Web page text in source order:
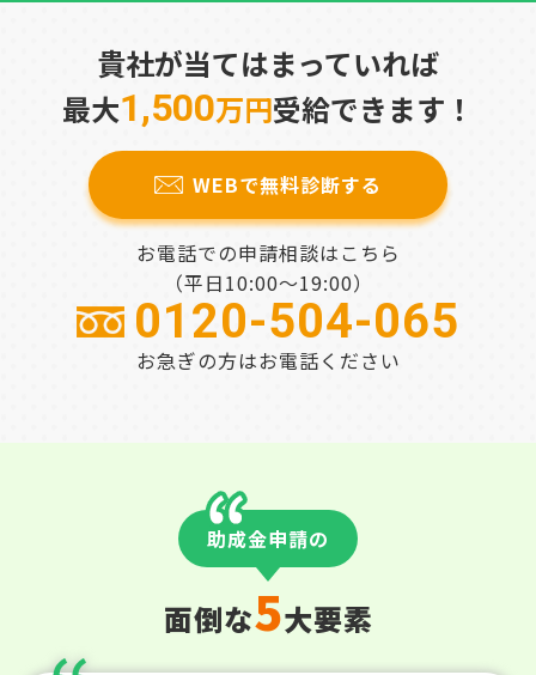
貴社が当てはまっていれば
最大1,500万円受給できます！
WEBで無料診断する
お電話での申請相談はこちら
（平日10:00～19:00）
0120-504-065
お急ぎの方はお電話ください
助成金申請の
面倒な5大要素